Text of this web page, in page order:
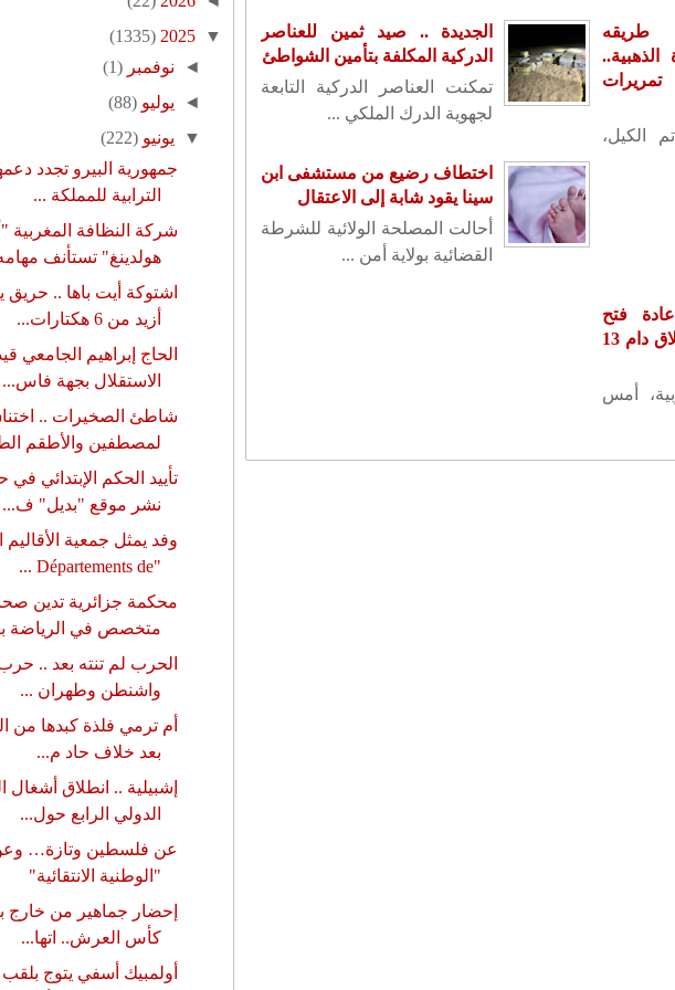
طريقه
الكيل،
الجديدة .. صيد ثمين للعناصر
الدركية المكلفة بتأمين الشواطئ
تمكنت العناصر الدركية التابعة
لجهوية الدرك الملكي ...
اختطاف رضيع من مستشفى ابن
سينا يقود شابة إلى الاعتقال
أحالت المصلحة الولائية للشرطة
القضائية بولاية أمن ...
فتح
سفارته بدمشق بعد إغلاق دام 13
أمس
▼
2025
(1335)
◄ نوفمبر(1)
◄ يوليو(88)
▼ يونيو(222)
جمهورية البيرو تجدد
الترابية للمملكة ...
شركة النظافة المغربية
هولدينغ" تستأنف
اشتوكة أيت باها .. حريق
أزيد من 6 هكتارات...
الحاج إبراهيم الجامعي
الاستقلال بجهة فاس...
شاطئ الصخيرات ..
لمصطفين والأطقم
تأييد الحكم الإبتدائي في
نشر موقع "بديل" ف...
وفد يمثل جمعية الأقاليم
"Départements de ...
محكمة جزائرية تدين
متخصص في الرياضة
الحرب لم تنته بعد .. حرب
واشنطن وطهران ...
أم ترمي فلذة كبدها من
بعد خلاف حاد م...
إشبيلية .. انطلاق أشغال
الدولي الرابع حول...
عن فلسطين وتازة…
"الوطنية الانتقائية"
إحضار جماهير من خارج
كأس العرش.. اتها...
أولمبيك أسفي يتوج